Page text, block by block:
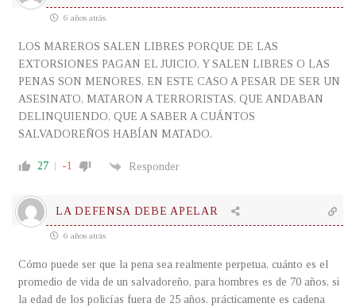
6 años atrás
LOS MAREROS SALEN LIBRES PORQUE DE LAS
EXTORSIONES PAGAN EL JUICIO, Y SALEN LIBRES O LAS
PENAS SON MENORES, EN ESTE CASO A PESAR DE SER UN
ASESINATO, MATARON A TERRORISTAS, QUE ANDABAN
DELINQUIENDO, QUE A SABER A CUÁNTOS
SALVADOREÑOS HABÍAN MATADO.
27 -1 Responder
LA DEFENSA DEBE APELAR
6 años atrás
Cómo puede ser que la pena sea realmente perpetua, cuánto es el
promedio de vida de un salvadoreño, para hombres es de 70 años, si
la edad de los policías fuera de 25 años, prácticamente es cadena